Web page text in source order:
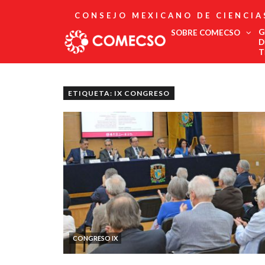
CONSEJO MEXICANO DE
SOBRE COMECSO
Asociados
Estatutos
Fundadores
Publicaciones
Comité Editorial
Boletín
ETIQUETA: IX CONGRESO
CONGRESO IX